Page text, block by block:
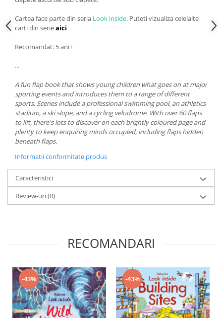
Cartea face parte din seria Look inside. Puteti vizualiza celelalte
carti din serieaici
Recomandat: 5 ani+
...
A fun flap book that shows young children what goes on at major
sporting events and introduces them to a range of different
sports. Scenes include a professional swimming pool, an athletics
stadium, a ski slope, and a cycling velodrome. With over 60 flaps
to lift, there's lots to discover on each brightly coloured page and
plenty to keep enquiring minds occupied, including flaps hidden
beneath flaps.
Informatii conformitate produs
Caracteristici
Review-uri(0)
RECOMANDARI
-43% -43%